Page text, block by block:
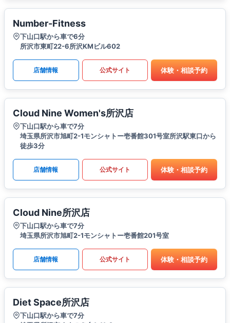
Number-Fitness
下山口駅から車で6分
所沢市東町22-6所沢KMビル602
店舗情報 公式サイト 体験・相談予約
Cloud Nine Women's所沢店
下山口駅から車で7分
埼玉県所沢市旭町2-1モンシャトー壱番館301号室所沢駅東口から
徒歩3分
店舗情報 公式サイト 体験・相談予約
Cloud Nine所沢店
下山口駅から車で7分
埼玉県所沢市旭町2-1モンシャトー壱番館201号室
店舗情報 公式サイト 体験・相談予約
Diet Space所沢店
下山口駅から車で7分